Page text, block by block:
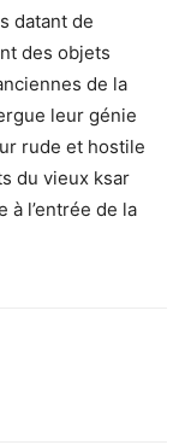
datant de
des objets
de la
leur génie
rude et hostile
du vieux ksar
à l’entrée de la